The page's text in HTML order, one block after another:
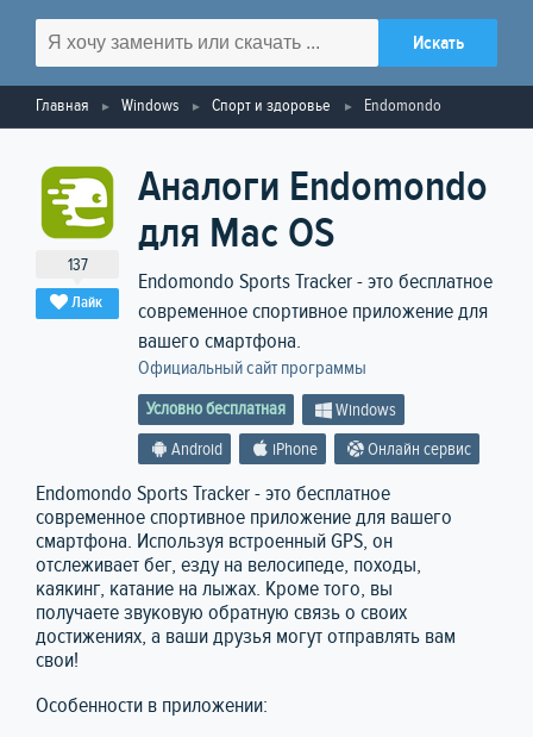
Главная Windows Спорт и здоровье Endomondo
137
Лайк
Аналоги Endomondo
для Mac OS
Endomondo Sports Tracker - это бесплатное
современное спортивное приложение для
вашего смартфона.
Официальный сайт программы
Условно бесплатная
Windows
Android
iPhone Онлайн сервис
Endomondo Sports Tracker - это бесплатное
современное спортивное приложение для вашего
смартфона. Используя встроенный GPS, он
отслеживает бег, езду на велосипеде, походы,
каякинг, катание на лыжах. Кроме того, вы
получаете звуковую обратную связь о своих
достижениях, а ваши друзья могут отправлять вам
свои!
Особенности в приложении: